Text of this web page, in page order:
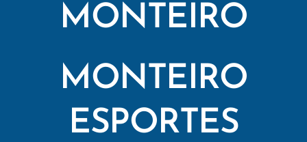
MONTEIRO
MONTEIRO
ESPORTES